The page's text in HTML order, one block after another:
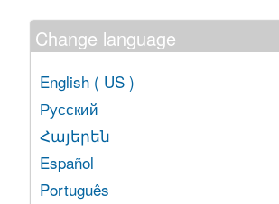
Change language
English ( US )
Русский
Հայերեն
Español
Português